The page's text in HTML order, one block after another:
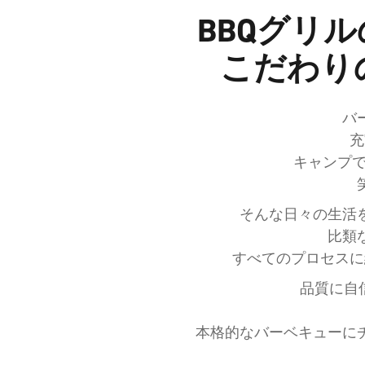
BBQグリ
こだわり
バ
キャンプ
そんな日々の生活
比類
すべてのプロセス
品質に自
本格的なバーベキューに